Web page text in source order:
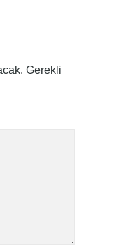
Gerekli